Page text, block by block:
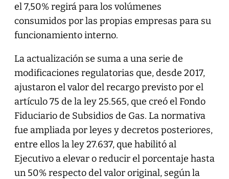
el 7,50% regirá para los volúmenes
consumidos por las propias empresas para su
funcionamiento interno.
La actualización se suma a una serie de
modificaciones regulatorias que, desde 2017,
ajustaron el valor del recargo previsto por el
artículo 75 de la ley 25.565, que creó el Fondo
Fiduciario de Subsidios de Gas. La normativa
fue ampliada por leyes y decretos posteriores,
entre ellos la ley 27.637, que habilitó al
Ejecutivo a elevar o reducir el porcentaje hasta
un 50% respecto del valor original, según la